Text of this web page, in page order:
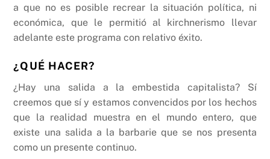
a que no es posible recrear la situación política, ni
económica, que le permitió al kirchnerismo llevar
adelante este programa con relativo éxito.
¿QUÉ HACER?
¿Hay una salida a la embestida capitalista? Sí
creemos que sí y estamos convencidos por los hechos
que la realidad muestra en el mundo entero, que
existe una salida a la barbarie que se nos presenta
como un presente continuo.